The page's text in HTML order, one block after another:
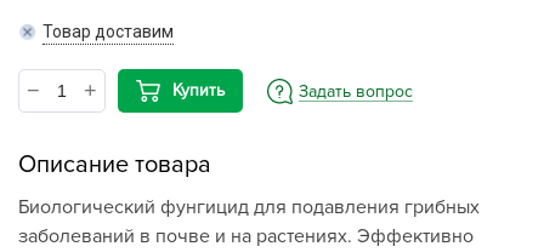
Товар доставим
Купить Задать вопрос
Описание товара
Биологический фунгицид для подавления грибных
заболеваний в почве и на растениях. Эффективно